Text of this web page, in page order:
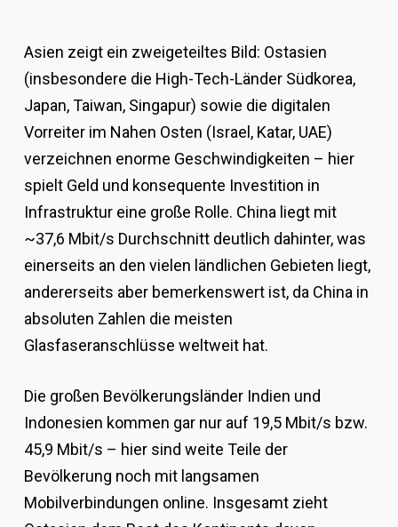
Asien zeigt ein zweigeteiltes Bild: Ostasien
(insbesondere die High-Tech-Länder Südkorea,
Japan, Taiwan, Singapur) sowie die digitalen
Vorreiter im Nahen Osten (Israel, Katar, UAE)
verzeichnen enorme Geschwindigkeiten – hier
spielt Geld und konsequente Investition in
Infrastruktur eine große Rolle. China liegt mit
~37,6 Mbit/s Durchschnitt deutlich dahinter, was
einerseits an den vielen ländlichen Gebieten liegt,
andererseits aber bemerkenswert ist, da China in
absoluten Zahlen die meisten
Glasfaseranschlüsse weltweit hat.
Die großen Bevölkerungsländer Indien und
Indonesien kommen gar nur auf 19,5 Mbit/s bzw.
45,9 Mbit/s – hier sind weite Teile der
Bevölkerung noch mit langsamen
Mobilverbindungen online. Insgesamt zieht